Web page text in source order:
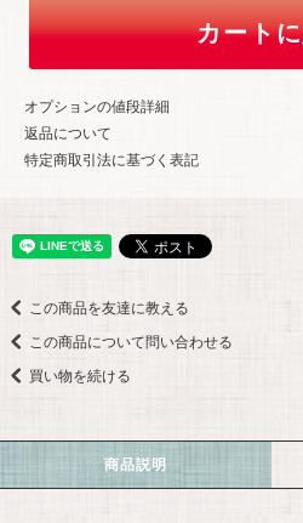
カート
オプションの値段詳細
返品について
特定商取引法に基づく表記
この商品を友達に教える
この商品について問い合わせる
買い物を続ける
商品説明